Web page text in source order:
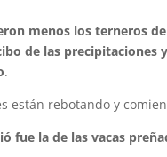
menos los terneros
de las
.
están rebotando y
fue la de las vacas